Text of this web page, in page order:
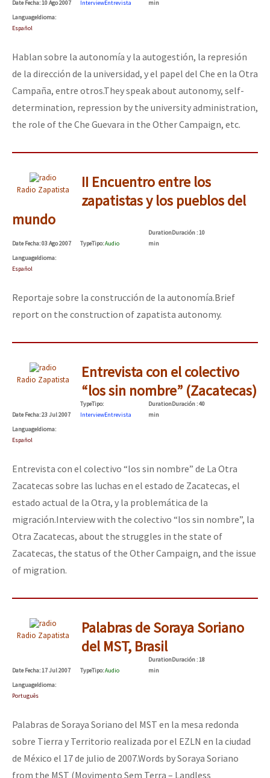
Mundo
EZLN
La Sexta
AutonomÍa y Resistencia
Migración
Niñxs
ETIQUETAS
MULTIMEDIA
Audio
Video
la naturaleza bajo asedio)
Libros para descargar
Medios Libres
COVID-19
Eventos
Contacto
[CDMX – 20 julio] Jornadas globales por la libertad de Jesús
“Sonhando a Terra do Bem Virá” se publica no Estado Espanhol
Se o México sabe, que o mundo saiba! Nossas lutas pela
[25 abr – CDMX] Tokín por el CNI: 30 años de Resistencia y
DateFecha: 10 Ago 2007
InterviewEntrevista
min
LanguageIdioma:
Español
Hablan sobre la autonomía y la autogestión, la represión
de la dirección de la universidad, y el papel del Che en la Otra
Campaña, entre otros.They speak about autonomy, self-
determination, repression by the university administration,
the role of the Che Guevara in the Other Campaign, etc.
Radio Zapatista
II Encuentro entre los
zapatistas y los pueblos del
mundo
DateFecha: 03 Ago 2007 TypeTipo:Audio
DurationDuración: 10
min
LanguageIdioma:
Español
Reportaje sobre la construcción de la autonomía.Brief
report on the construction of zapatista autonomy.
Radio Zapatista
Entrevista con el colectivo
“los sin nombre” (Zacatecas)
DateFecha: 23 Jul 2007
TypeTipo:
InterviewEntrevista
DurationDuración: 40
min
LanguageIdioma:
Español
Entrevista con el colectivo “los sin nombre” de La Otra
Zacatecas sobre las luchas en el estado de Zacatecas, el
estado actual de la Otra, y la problemática de la
migración.Interview with the colectivo “los sin nombre”, la
Otra Zacatecas, about the struggles in the state of
Zacatecas, the status of the Other Campaign, and the issue
of migration.
Radio Zapatista
Palabras de Soraya Soriano
del MST, Brasil
DateFecha: 17 Jul 2007 TypeTipo:Audio
DurationDuración: 18
min
LanguageIdioma:
Português
Palabras de Soraya Soriano del MST en la mesa redonda
sobre Tierra y Territorio realizada por el EZLN en la ciudad
de México el 17 de julio de 2007.Words by Soraya Soriano
from the MST (Movimento Sem Terra – Landless